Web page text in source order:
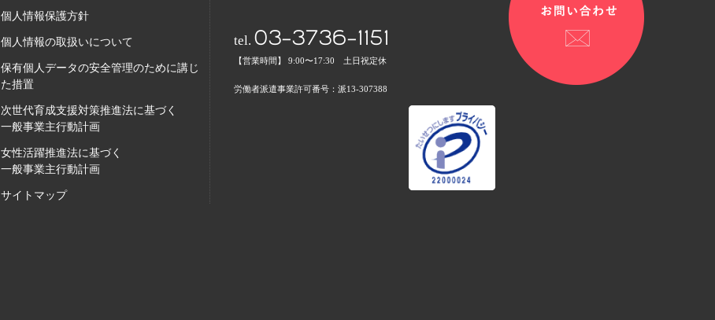
個人情報保護方針
個人情報の取扱いについて
保有個人データの安全管理のために講じ
た措置
次世代育成支援対策推進法に基づく
一般事業主行動計画
女性活躍推進法に基づく
一般事業主行動計画
サイトマップ
tel. 03-3736-1151
【営業時間】 9:00〜17:30 土日祝定休
労働者派遣事業許可番号：派13-307388